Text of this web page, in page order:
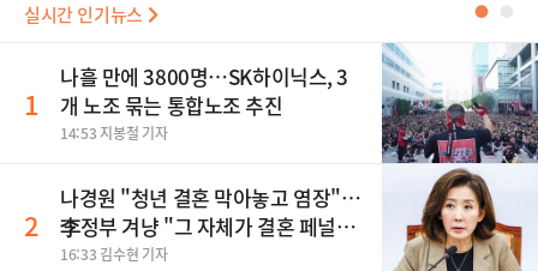
실시간 인기뉴스 ●
1
나흘 만에 3800명…SK하이닉스, 3
개 노조 묶는 통합노조 추진
14:53 지봉철 기자
2
나경원 "청년 결혼 막아놓고 염장"…
李정부 겨냥 "그 자체가 결혼 페널
티"
16:33 김수현 기자